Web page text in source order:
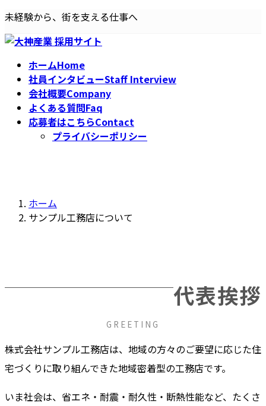
コ
ン
テ
ナ
ビ
ゲ
未経験から、街を支える仕事へ
ホームHome
社員インタビューStaff Interview
会社概要Company
よくある質問Faq
応募者はこちらContact
プライバシーポリシー
ホーム
サンプル工務店について
代表挨拶
GREETING
株式会社サンプル工務店は、地域の方々のご要望に応じた住
宅づくりに取り組んできた地域密着型の工務店です。
いま社会は、省エネ・耐震・耐久性・断熱性能など、たくさ